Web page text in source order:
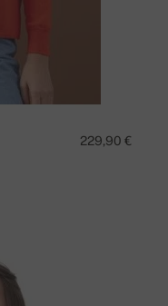
229,90 €